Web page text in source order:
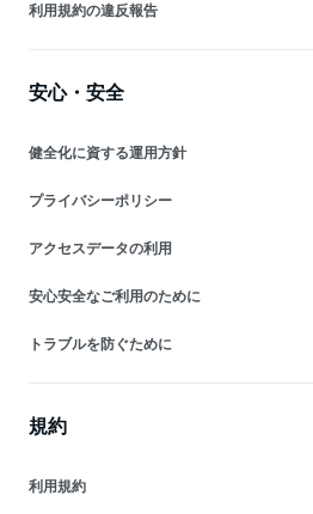
利用規約の違反報告
安心・安全
健全化に資する運用方針
プライバシーポリシー
アクセスデータの利用
安心安全なご利用のために
トラブルを防ぐために
規約
利用規約